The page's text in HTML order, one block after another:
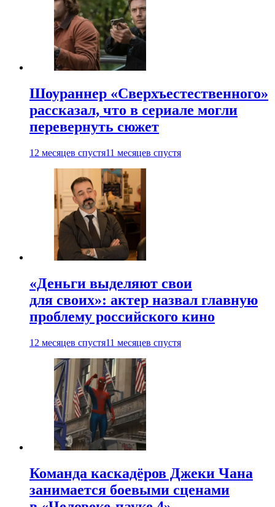
Шоураннер «Сверхъестественного»
рассказал, что в сериале могли
перевернуть сюжет
12 месяцев спустя11 месяцев спустя
«Деньги выделяют свои
для своих»: актер назвал главную
проблему российского кино
12 месяцев спустя11 месяцев спустя
Команда каскадёров Джеки Чана
занимается боевыми сценами